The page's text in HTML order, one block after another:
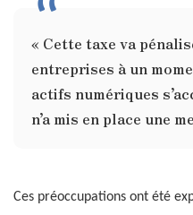
« Cette taxe va
entreprises à un
actifs numériques
n’a mis en place une
Ces préoccupations ont été